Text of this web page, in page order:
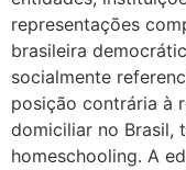
representações
brasileira
socialmente
posição contrária à
domiciliar no Brasil,
homeschooling. A